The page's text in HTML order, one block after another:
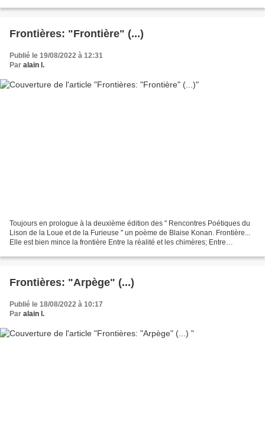
Frontières: "Frontière" (...)
Publié le 19/08/2022 à 12:31
Par alain l.
Toujours en prologue à la deuxième édition des " Rencontres Poétiques du
Lison de la Loue et de la Furieuse " un poème de Blaise Konan. Frontière...
Elle est bien mince la frontière Entre la réalité et les chimères; Entre
Frontières: "Arpège" (...)
Publié le 18/08/2022 à 10:17
Par alain l.